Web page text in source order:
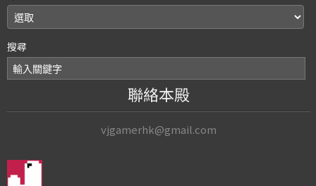
搜尋
聯絡本殿
vjgamerhk@gmail.com